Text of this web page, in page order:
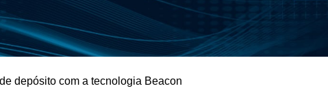
depósito com a tecnologia Beacon